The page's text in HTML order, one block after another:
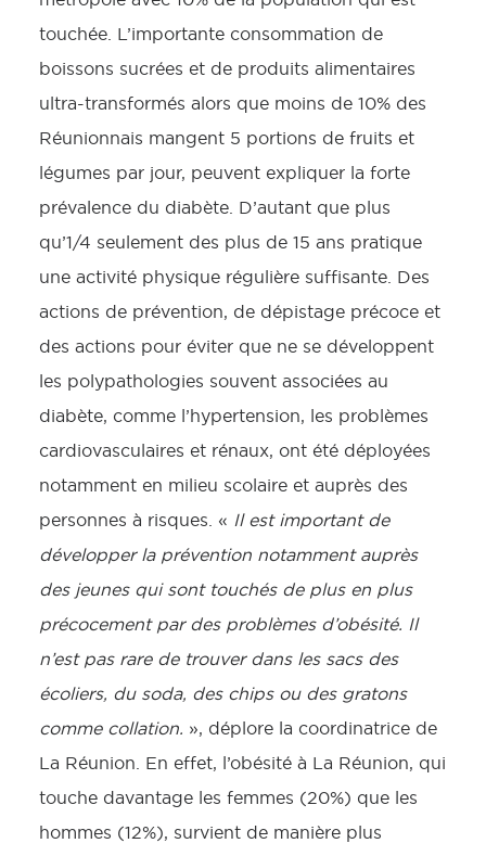
touchée. L’importante consommation de
boissons sucrées et de produits alimentaires
ultra-transformés alors que moins de 10% des
Réunionnais mangent 5 portions de fruits et
légumes par jour, peuvent expliquer la forte
prévalence du diabète. D’autant que plus
qu’1/4 seulement des plus de 15 ans pratique
une activité physique régulière suffisante. Des
actions de prévention, de dépistage précoce et
des actions pour éviter que ne se développent
les polypathologies souvent associées au
diabète, comme l’hypertension, les problèmes
cardiovasculaires et rénaux, ont été déployées
notamment en milieu scolaire et auprès des
personnes à risques. « Il est important de
développer la prévention notamment auprès
des jeunes qui sont touchés de plus en plus
précocement par des problèmes d’obésité. Il
n’est pas rare de trouver dans les sacs des
écoliers, du soda, des chips ou des gratons
comme collation. », déplore la coordinatrice de
La Réunion. En effet, l’obésité à La Réunion, qui
touche davantage les femmes (20%) que les
hommes (12%), survient de manière plus